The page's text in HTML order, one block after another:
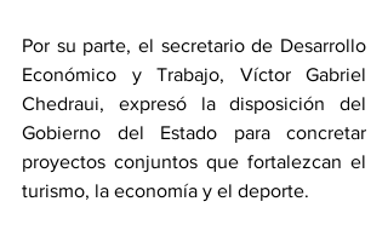
Por su parte, el secretario de Desarrollo
Económico y Trabajo, Víctor Gabriel
Chedraui, expresó la disposición del
Gobierno del Estado para concretar
proyectos conjuntos que fortalezcan el
turismo, la economía y el deporte.